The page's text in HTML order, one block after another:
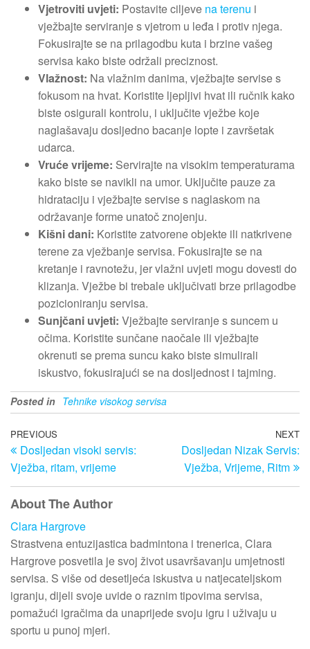
Vjetroviti uvjeti: Postavite ciljeve na terenu i
vježbajte serviranje s vjetrom u leđa i protiv njega.
Fokusirajte se na prilagodbu kuta i brzine vašeg
servisa kako biste održali preciznost.
Vlažnost: Na vlažnim danima, vježbajte servise s
fokusom na hvat. Koristite ljepljivi hvat ili ručnik kako
biste osigurali kontrolu, i uključite vježbe koje
naglašavaju dosljedno bacanje lopte i završetak
udarca.
Vruće vrijeme: Servirajte na visokim temperaturama
kako biste se navikli na umor. Uključite pauze za
hidrataciju i vježbajte servise s naglaskom na
održavanje forme unatoč znojenju.
Kišni dani: Koristite zatvorene objekte ili natkrivene
terene za vježbanje servisa. Fokusirajte se na
kretanje i ravnotežu, jer vlažni uvjeti mogu dovesti do
klizanja. Vježbe bi trebale uključivati brze prilagodbe
pozicioniranju servisa.
Sunjčani uvjeti: Vježbajte serviranje s suncem u
očima. Koristite sunčane naočale ili vježbajte
okrenuti se prema suncu kako biste simulirali
iskustvo, fokusirajući se na dosljednost i tajming.
Posted in Tehnike visokog servisa
Post
navigation
Previous
Post
PREVIOUS
Dosljedan visoki servis:
Vježba, ritam, vrijeme
NEXT
Dosljedan Nizak Servis:
Vježba, Vrijeme, Ritm
About The Author
Clara Hargrove
Strastvena entuzijastica badmintona i trenerica, Clara
Hargrove posvetila je svoj život usavršavanju umjetnosti
servisa. S više od desetljeća iskustva u natjecateljskom
igranju, dijeli svoje uvide o raznim tipovima servisa,
pomažući igračima da unaprijede svoju igru i uživaju u
sportu u punoj mjeri.